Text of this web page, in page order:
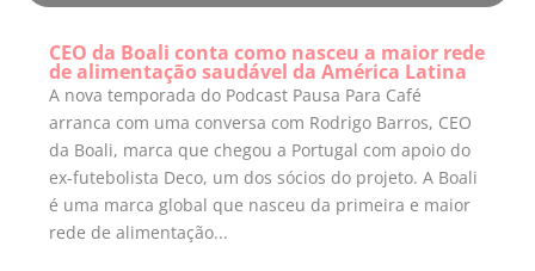
CEO da Boali conta como nasceu a maior rede
de alimentação saudável da América Latina
A nova temporada do Podcast Pausa Para Café
arranca com uma conversa com Rodrigo Barros, CEO
da Boali, marca que chegou a Portugal com apoio do
ex-futebolista Deco, um dos sócios do projeto. A Boali
é uma marca global que nasceu da primeira e maior
rede de alimentação...